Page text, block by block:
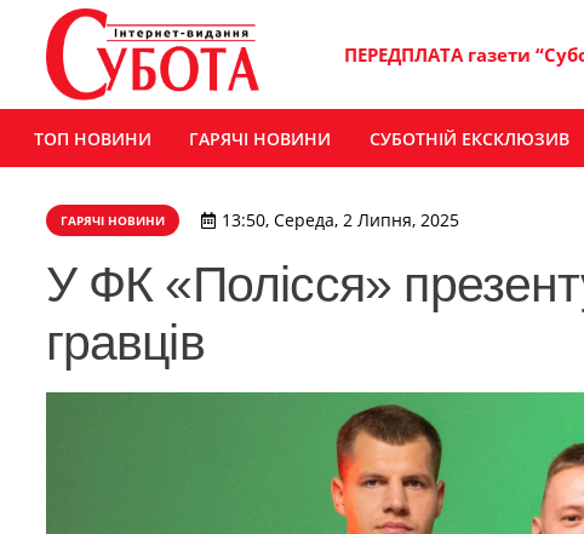
ПЕРЕДПЛАТА газети
ТОП НОВИНИ ГАРЯЧІ НОВИНИ СУБОТНІЙ ЕКСКЛЮЗИВ
ГАРЯЧІ НОВИНИ 13:50, Середа, 2 Липня, 2025
У ФК «Полісся»
гравців